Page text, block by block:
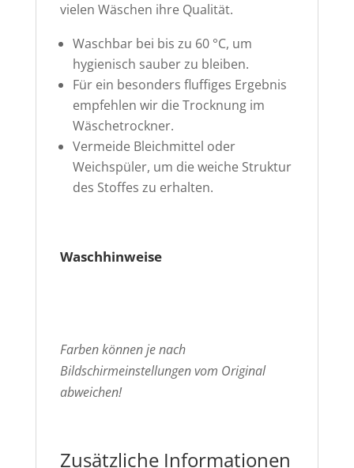
vielen Wäschen ihre Qualität.
Waschbar bei bis zu 60 °C, um
hygienisch sauber zu bleiben.
Für ein besonders fluffiges Ergebnis
empfehlen wir die Trocknung im
Wäschetrockner.
Vermeide Bleichmittel oder
Weichspüler, um die weiche Struktur
des Stoffes zu erhalten.
Waschhinweise
Farben können je nach
Bildschirmeinstellungen vom Original
abweichen!
Zusätzliche Informationen